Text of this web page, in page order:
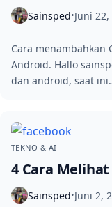
Sainsped•Juni 22,
Cara menambahkan
Android. Hallo
dan android, saat
TEKNO & AI
4 Cara
Sainsped•Juni 2,